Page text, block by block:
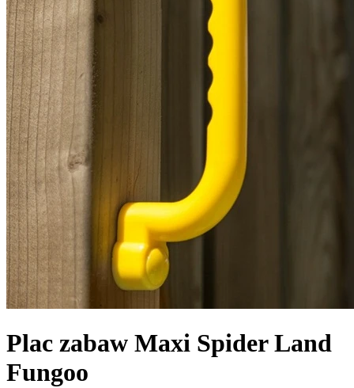
Plac zabaw Maxi Spider Land
Fungoo